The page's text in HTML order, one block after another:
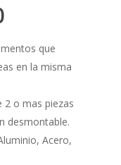
que
en la misma
2 o mas piezas
desmontable.
Acero,